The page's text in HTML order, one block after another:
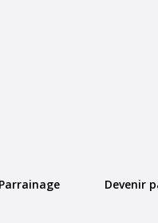
Parrainage Devenir